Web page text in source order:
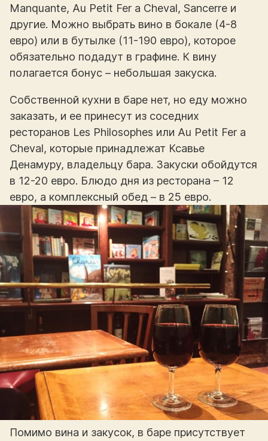
Manquante, Au Petit Fer a Cheval, Sancerre и
другие. Можно выбрать вино в бокале (4-8
евро) или в бутылке (11-190 евро), которое
обязательно подадут в графине. К вину
полагается бонус – небольшая закуска.
Собственной кухни в баре нет, но еду можно
заказать, и ее принесут из соседних
ресторанов Les Philosophes или Au Petit Fer a
Cheval, которые принадлежат Ксавье
Денамуру, владельцу бара. Закуски обойдутся
в 12-20 евро. Блюдо дня из ресторана – 12
евро, а комплексный обед – в 25 евро.
Помимо вина и закусок, в баре присутствует